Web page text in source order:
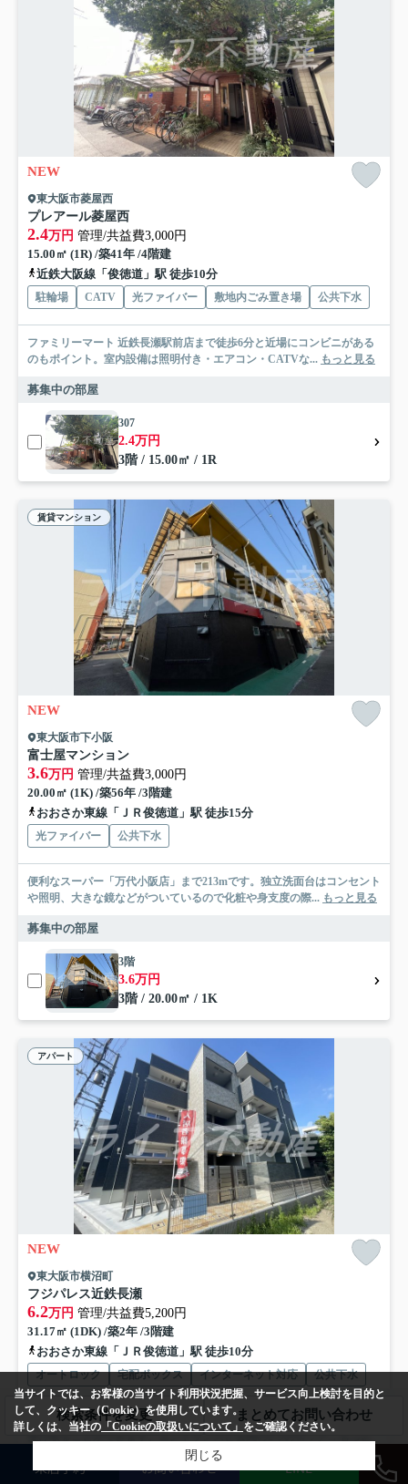
NEW
東大阪市菱屋西
プレアール菱屋西
2.4万円 管理/共益費3,000円
15.00㎡ (1R) /築41年 /4階建
近鉄大阪線「俊徳道」駅 徒歩10分
駐輪場 CATV 光ファイバー 敷地内ごみ置き場 公共下水
ファミリーマート 近鉄長瀬駅前店まで徒歩6分と近場にコンビニがある
のもポイント。室内設備は照明付き・エアコン・CATVな... もっと見る
募集中の部屋
307
2.4万円
3階 / 15.00㎡ / 1R
賃貸マンション
NEW
東大阪市下小阪
富士屋マンション
3.6万円 管理/共益費3,000円
20.00㎡ (1K) /築56年 /3階建
おおさか東線「ＪＲ俊徳道」駅 徒歩15分
光ファイバー 公共下水
便利なスーパー「万代小阪店」まで213mです。独立洗面台はコンセント
や照明、大きな鏡などがついているので化粧や身支度の際... もっと見る
募集中の部屋
3階
3.6万円
3階 / 20.00㎡ / 1K
アパート
NEW
東大阪市横沼町
フジパレス近鉄長瀬
6.2万円 管理/共益費5,200円
31.17㎡ (1DK) /築2年 /3階建
おおさか東線「ＪＲ俊徳道」駅 徒歩10分
オートロック 宅配ボックス インターネット対応 公共下水
共用部には宅配ボックスが付いているため、好きなタイミングで荷物を
受け取ることができます。エントランスと玄関の2つのロック...
検索条件を変更 まとめてお問い合わせ
来店予約 お問い合わせ LINE
当サイトでは、お客様の当サイト利用状況把握、サービス向上検討を目的と
して、クッキー（Cookie）を使用しています。
詳しくは、当社の 「Cookieの取扱いについて」 をご確認ください。
閉じる